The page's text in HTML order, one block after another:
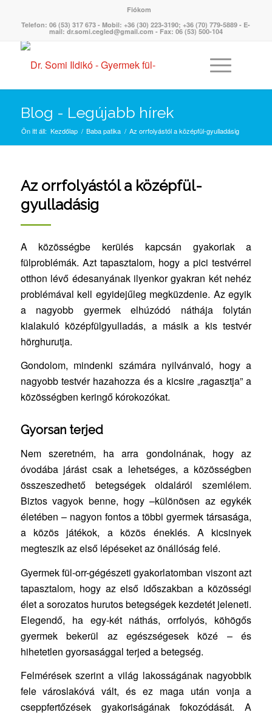
Fiókom
Telefon: 06 (53) 317 673 - Mobil: +36 (30) 223-3190; +36 (70) 779-5889 - E-
mail: dr.somi.cegled@gmail.com - Fax: 06 (53) 500-104
Blog - Legújabb hírek
Ön itt áll: Kezdőlap / Baba patika / Az orrfolyástól a középfül-gyulladásig
Az orrfolyástól a középfül-
gyulladásig
A közösségbe kerülés kapcsán gyakoriak a
fülproblémák. Azt tapasztalom, hogy a pici testvérrel
otthon lévő édesanyának ilyenkor gyakran két nehéz
problémával kell egyidejűleg megküzdenie. Az egyik
a nagyobb gyermek elhúzódó náthája folytán
kialakuló középfülgyulladás, a másik a kis testvér
hörghurutja.
Gondolom, mindenki számára nyilvánvaló, hogy a
nagyobb testvér hazahozza és a kicsire „ragasztja” a
közösségben keringő kórokozókat.
Gyorsan terjed
Nem szeretném, ha arra gondolnának, hogy az
óvodába járást csak a lehetséges, a közösségben
összeszedhető betegségek oldaláról szemlélem.
Biztos vagyok benne, hogy –különösen az egykék
életében – nagyon fontos a többi gyermek társasága,
a közös játékok, a közös éneklés. A kicsinyek
megteszik az első lépéseket az önállóság felé.
Gyermek fül-orr-gégészeti gyakorlatomban viszont azt
tapasztalom, hogy az első időszakban a közösségi
élet a sorozatos hurutos betegségek kezdetét jeleneti.
Elegendő, ha egy-két náthás, orrfolyós, köhögős
gyermek bekerül az egészségesek közé – és
hihetetlen gyorsasággal terjed a betegség.
Felmérések szerint a világ lakosságának nagyobbik
fele városlakóvá vált, és ez maga után vonja a
cseppfertőzések gyakoriságának fokozódását. A